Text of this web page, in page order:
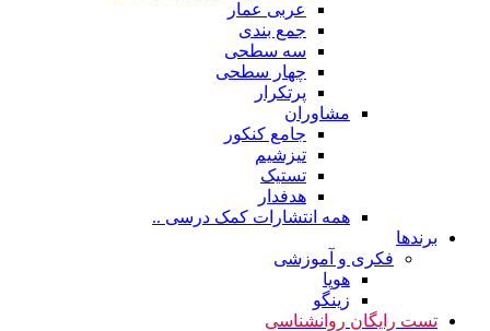
عربی عمار
جمع بندی
سه سطحی
چهار سطحی
پرتکرار
مشاوران
جامع کنکور
تیزشیم
تستیک
هدفدار
همه انتشارات کمک درسی ..
برندها
فکری و آموزشی
هوپا
زینگو
تست رایگان روانشناسی